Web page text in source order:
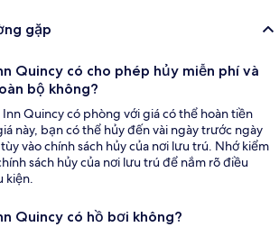
gặp
Quincy có cho phép hủy miễn phí và
bộ không?
Quincy có phòng với giá có thể hoàn tiền
này, bạn có thể hủy đến vài ngày trước ngày
vào chính sách hủy của nơi lưu trú. Nhớ kiểm
sách hủy của nơi lưu trú để nắm rõ điều
kiện.
Quincy có hồ bơi không?